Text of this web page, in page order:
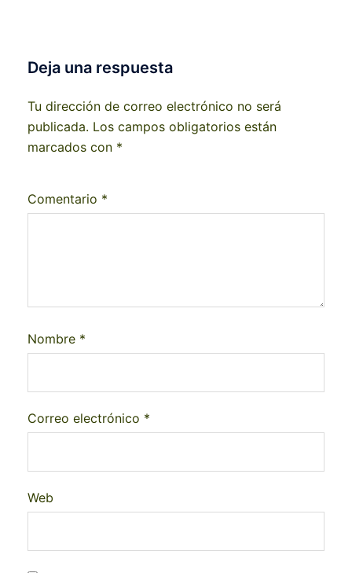
Deja una respuesta
Tu dirección de correo electrónico no será
publicada. Los campos obligatorios están
marcados con *
Comentario *
Nombre *
Correo electrónico *
Web